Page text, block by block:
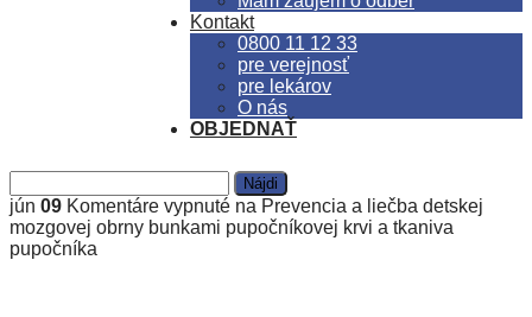
Kontakt
0800 11 12 33
pre verejnosť
pre lekárov
O nás
OBJEDNAŤ
jún 09 Komentáre vypnuté na Prevencia a liečba detskej
mozgovej obrny bunkami pupočníkovej krvi a tkaniva
pupočníka